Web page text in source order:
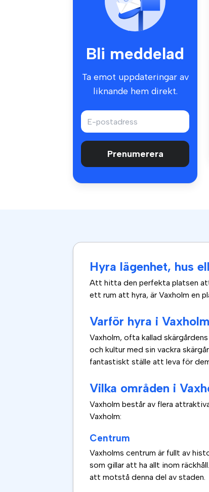
Bli meddelad
Ta emot uppdateringar av
liknande hem direkt.
Prenumerera
Hyra lägenhet, hus
Att hitta den perfekta platsen att
ett rum att hyra, är Vaxholm en
Varför hyra i
Vaxholm, ofta kallad
och kultur med sin vackra
fantastiskt ställe att leva för
Vilka områden i
Vaxholm består av flera
Vaxholm:
Centrum
Vaxholms centrum är fullt av
som gillar att ha allt inom
att motstå denna del av staden.